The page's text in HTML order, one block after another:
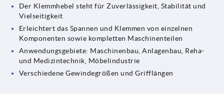
Der Klemmhebel steht für Zuverlässigkeit, Stabilität und
Vielseitigkeit
Erleichtert das Spannen und Klemmen von einzelnen
Komponenten sowie kompletten Maschinenteilen
Anwendungsgebiete: Maschinenbau, Anlagenbau, Reha-
und Medizintechnik, Möbelindustrie
Verschiedene Gewindegrößen und Grifflängen